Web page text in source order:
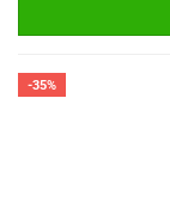
-35%